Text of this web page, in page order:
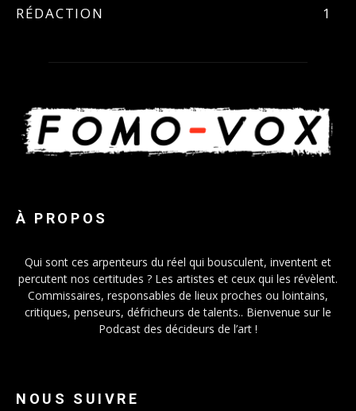
RÉDACTION
1
À PROPOS
Qui sont ces arpenteurs du réel qui bousculent, inventent et
percutent nos certitudes ? Les artistes et ceux qui les révèlent.
Commissaires, responsables de lieux proches ou lointains,
critiques, penseurs, défricheurs de talents.. Bienvenue sur le
Podcast des décideurs de l’art !
NOUS SUIVRE